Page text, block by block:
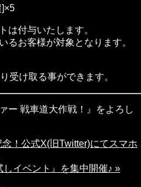
は付与いたします。
お客様が対象となります。
受け取る事ができます。
ー 戦車道大作戦！』をよろし
！公式X(旧Twitter)にてスマホ
イベント』を集中開催♪ »